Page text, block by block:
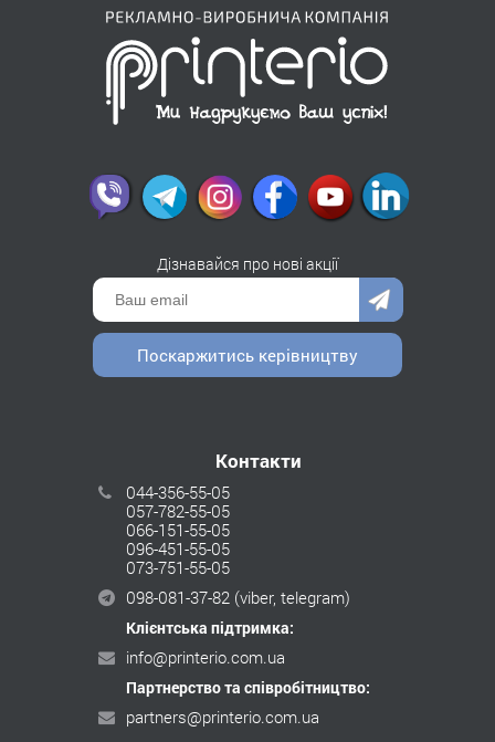
Дізнавайся про нові акції
Поскаржитись керівництву
Контакти
044-356-55-05
057-782-55-05
066-151-55-05
096-451-55-05
073-751-55-05
098-081-37-82 (viber, telegram)
Клієнтська підтримка:
info@printerio.com.ua
Партнерство та співробітництво:
partners@printerio.com.ua